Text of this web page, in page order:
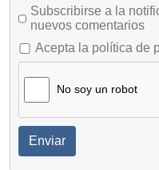
Subscribirse a la
nuevos comentarios
Acepta la política de
No soy un robot
Enviar